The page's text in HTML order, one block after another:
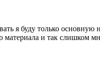
я буду только
и так слишком